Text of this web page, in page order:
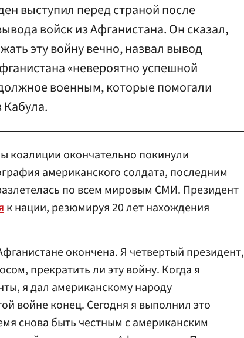
выступил перед страной после
войск из Афганистана. Он сказал,
эту войну вечно, назвал вывод
«невероятно успешной
военным, которые помогали
Кабула.
коалиции окончательно покинули
американского солдата, последним
по всем мировым СМИ. Президент
к нации, резюмируя 20 лет нахождения
окончена. Я четвертый президент,
прекратить ли эту войну. Когда я
я дал американскому народу
войне конец. Сегодня я выполнил это
снова быть честным с американским